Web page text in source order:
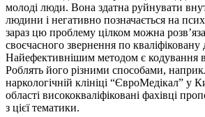
молоді люди. Вона здатна руйнувати
людини і негативно позначається на
зараз цю проблему цілком можна
своєчасного звернення по кваліфіковану
Найефективнішим методом є кодування
Роблять його різними способами,
наркологічній клініці “ЄвроМедікал” у
області висококваліфіковані фахівці
з цієї тематики.